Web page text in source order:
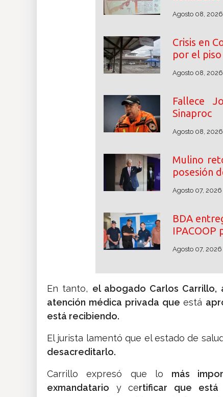
Agosto 08, 2026
Crisis en
por el piso
Agosto 08, 2026
Fallece
Sinaproc
Agosto 08, 2026
Mulino
posesión
Agosto 07, 2026
BDA
Agosto 07, 2026
En tanto, el abogado Carlos
atención médica privada que está
está recibiendo.
El jurista lamentó que el estado de
desacreditarlo.
Carrillo expresó que lo más
exmandatario y certificar que está